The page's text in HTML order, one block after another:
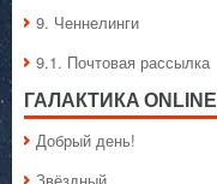
9. Ченнелинги
9.1. Почтовая рассылка
ГАЛАКТИКA ONLINE
Добрый день!